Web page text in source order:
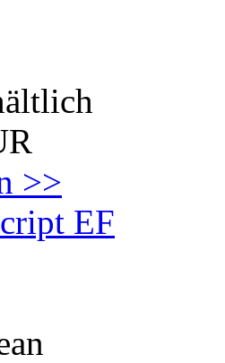
>>
EF